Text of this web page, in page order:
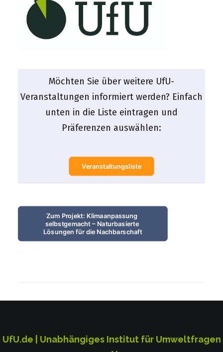
Möchten Sie über weitere UfU-
Veranstaltungen informiert werden? Einfach
unten in die Liste eintragen und
Präferenzen auswählen:
Veranstaltungsliste
Zum Projekt: Klimaanpassung
selbstgemacht – Naturbasierte
Lösungen für die Nachbarschaft
UfU.de | Unabhängiges Institut für Umweltfragen